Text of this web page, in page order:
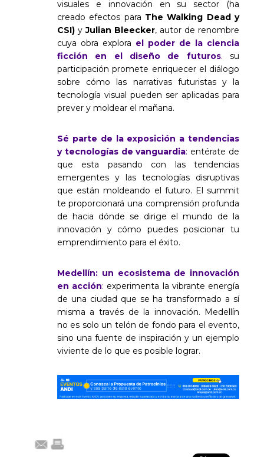
visuales e innovación en su sector (ha
creado efectos para The Walking Dead y
CSI)yJulian Bleecker, autor de renombre
cuya obra explora el poder de la ciencia
ficción en el diseño de futuros.su
participación promete enriquecer el diálogo
sobre cómo las narrativas futuristas y la
tecnología visual pueden ser aplicadas para
prever y moldear el mañana.
Sé parte de la exposición a tendencias
y tecnologías de vanguardia: entérate de
que esta pasando con las tendencias
emergentes y las tecnologías disruptivas
que están moldeando el futuro. El summit
te proporcionará una comprensión profunda
de hacia dónde se dirige el mundo de la
innovación y cómo puedes posicionar tu
emprendimiento para el éxito.
Medellín: un ecosistema de innovación
en acción: experimenta la vibrante energía
de una ciudad que se ha transformado a sí
misma a través de la innovación. Medellín
no es solo un telón de fondo para el evento,
sino una fuente de inspiración y un ejemplo
viviente de lo que es posible lograr.